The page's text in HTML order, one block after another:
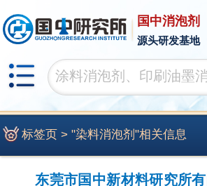
国中消泡剂
源头研发基地
标签页 > "染料消泡剂"相关信息
东莞市国中新材料研究所有